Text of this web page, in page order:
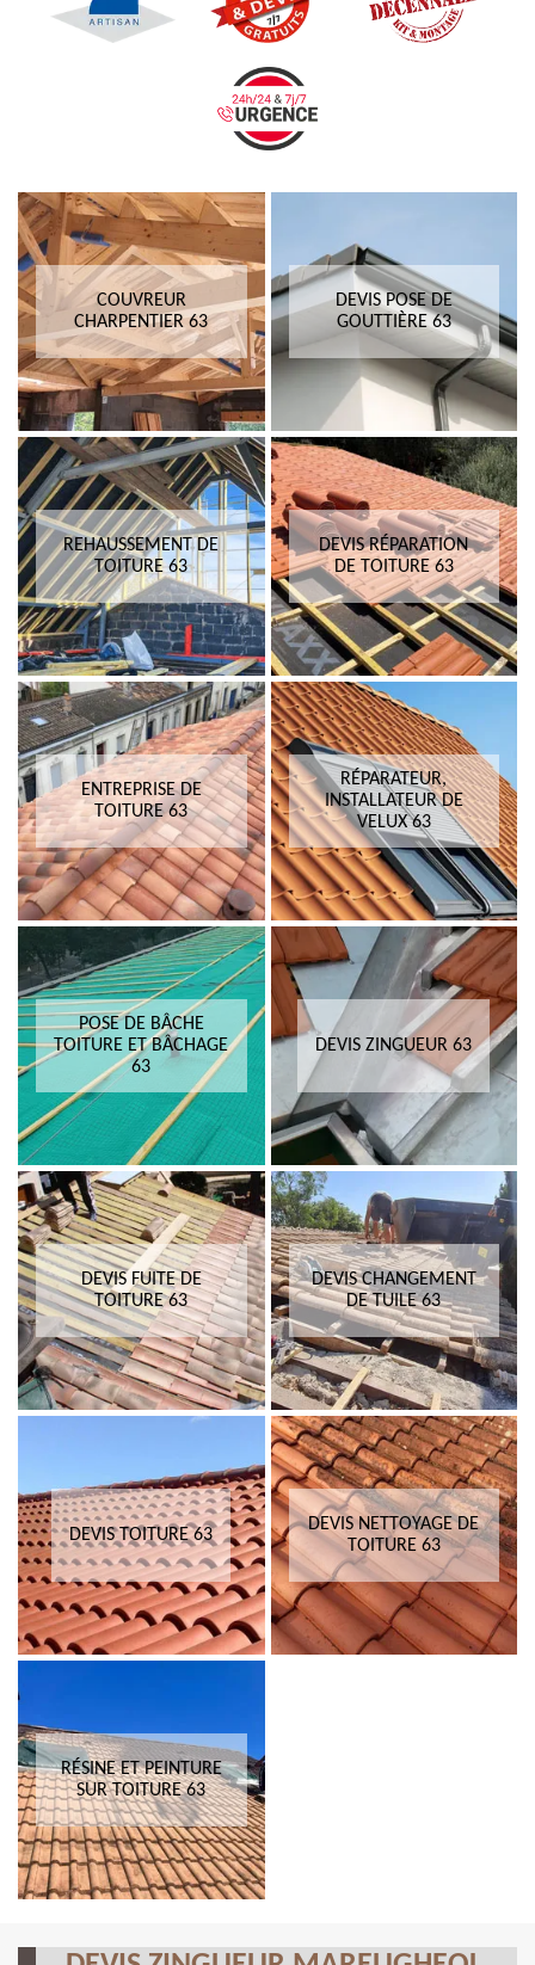
COUVREUR
CHARPENTIER 63
DEVIS POSE DE
GOUTTIÈRE 63
REHAUSSEMENT DE
TOITURE 63
DEVIS RÉPARATION
DE TOITURE 63
ENTREPRISE DE
TOITURE 63
RÉPARATEUR,
INSTALLATEUR DE
VELUX 63
POSE DE BÂCHE
TOITURE ET BÂCHAGE
63
DEVIS ZINGUEUR 63
DEVIS FUITE DE
TOITURE 63
DEVIS CHANGEMENT
DE TUILE 63
DEVIS TOITURE 63
DEVIS NETTOYAGE DE
TOITURE 63
RÉSINE ET PEINTURE
SUR TOITURE 63